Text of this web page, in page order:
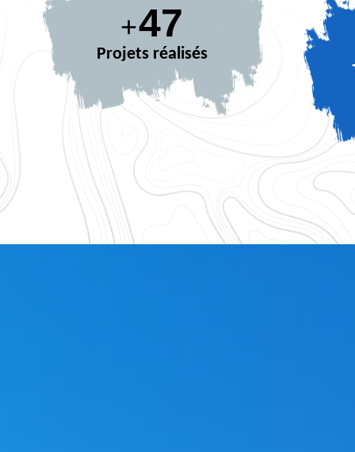
+65
Projets réalisés
Accessoires gouttiere